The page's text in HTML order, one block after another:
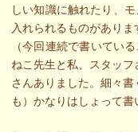
しい知識に触れたり、
入れられるものがありま
（今回連続で書いてい
ねこ先生と私、スタッフ
さんありました。細々
も）かなりはしょって書